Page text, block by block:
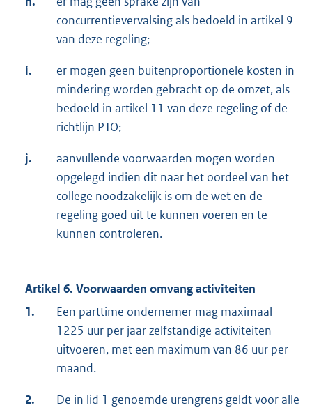
concurrentievervalsing als bedoeld in artikel 9
van deze regeling;
i.
er mogen geen buitenproportionele kosten in
mindering worden gebracht op de omzet, als
bedoeld in artikel 11 van deze regeling of de
richtlijn PTO;
j.
aanvullende voorwaarden mogen worden
opgelegd indien dit naar het oordeel van het
college noodzakelijk is om de wet en de
regeling goed uit te kunnen voeren en te
kunnen controleren.
Artikel 6. Voorwaarden omvang activiteiten
1.
Een parttime ondernemer mag maximaal
1225 uur per jaar zelfstandige activiteiten
uitvoeren, met een maximum van 86 uur per
maand.
2.
De in lid 1 genoemde urengrens geldt voor alle